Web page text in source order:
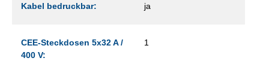
Kabel bedruckbar: ja
CEE-Steckdosen 5x32 A /
400 V:
1